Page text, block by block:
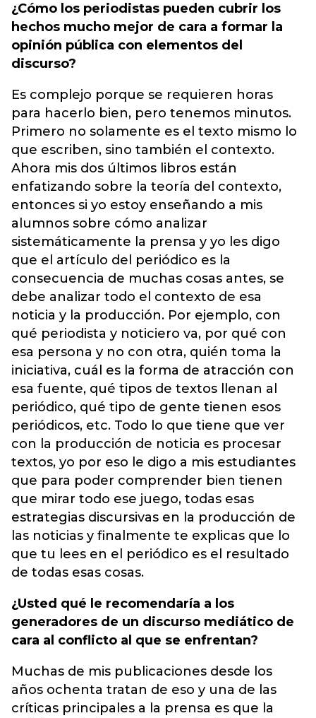
¿Cómo los periodistas pueden cubrir los
hechos mucho mejor de cara a formar la
opinión pública con elementos del
discurso?
Es complejo porque se requieren horas
para hacerlo bien, pero tenemos minutos.
Primero no solamente es el texto mismo lo
que escriben, sino también el contexto.
Ahora mis dos últimos libros están
enfatizando sobre la teoría del contexto,
entonces si yo estoy enseñando a mis
alumnos sobre cómo analizar
sistemáticamente la prensa y yo les digo
que el artículo del periódico es la
consecuencia de muchas cosas antes, se
debe analizar todo el contexto de esa
noticia y la producción. Por ejemplo, con
qué periodista y noticiero va, por qué con
esa persona y no con otra, quién toma la
iniciativa, cuál es la forma de atracción con
esa fuente, qué tipos de textos llenan al
periódico, qué tipo de gente tienen esos
periódicos, etc. Todo lo que tiene que ver
con la producción de noticia es procesar
textos, yo por eso le digo a mis estudiantes
que para poder comprender bien tienen
que mirar todo ese juego, todas esas
estrategias discursivas en la producción de
las noticias y finalmente te explicas que lo
que tu lees en el periódico es el resultado
de todas esas cosas.
¿Usted qué le recomendaría a los
generadores de un discurso mediático de
cara al conflicto al que se enfrentan?
Muchas de mis publicaciones desde los
años ochenta tratan de eso y una de las
críticas principales a la prensa es que la